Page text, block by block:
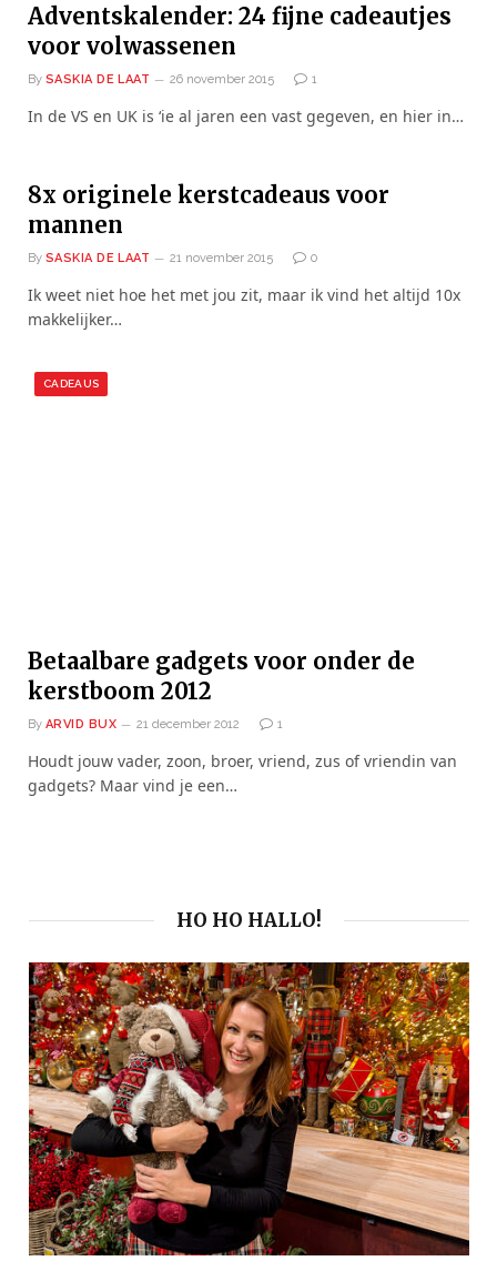
Adventskalender: 24 fijne cadeautjes
voor volwassenen
By SASKIA DE LAAT 26 november 2015 1
In de VS en UK is ‘ie al jaren een vast gegeven, en hier in…
8x originele kerstcadeaus voor
mannen
By SASKIA DE LAAT 21 november 2015 0
Ik weet niet hoe het met jou zit, maar ik vind het altijd 10x
makkelijker…
CADEAUS
Betaalbare gadgets voor onder de
kerstboom 2012
By ARVID BUX 21 december 2012 1
Houdt jouw vader, zoon, broer, vriend, zus of vriendin van
gadgets? Maar vind je een…
HO HO HALLO!